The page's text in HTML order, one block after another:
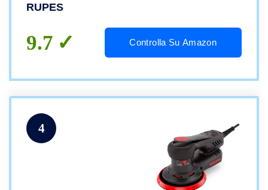
RUPES
9.7 Controlla Su Amazon
4